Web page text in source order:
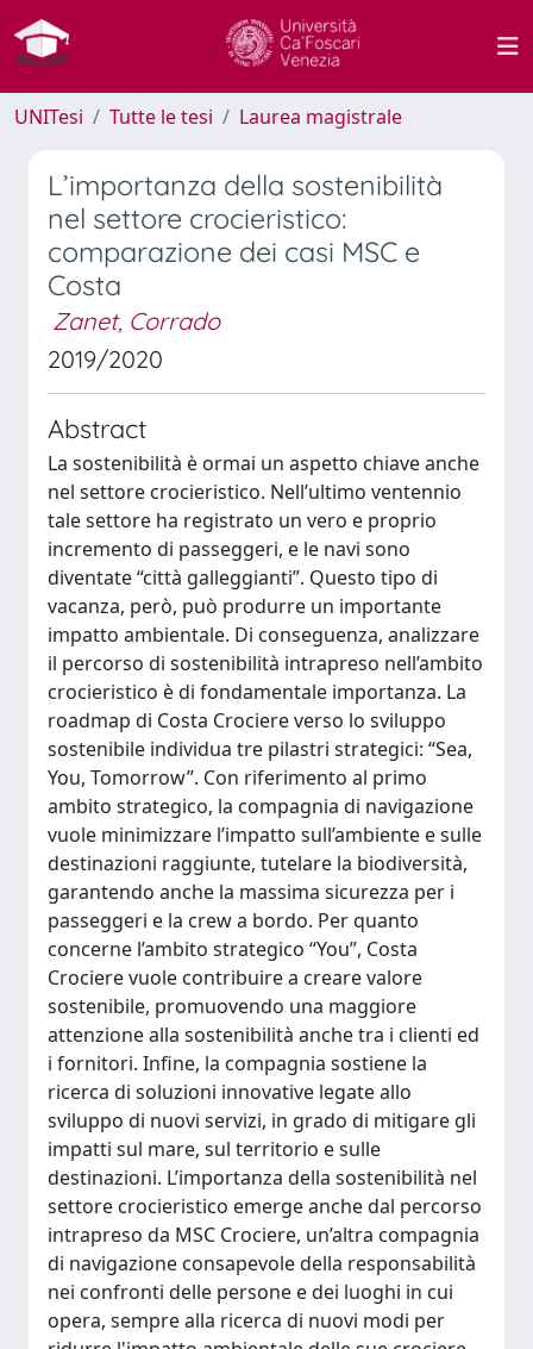
UNITesi Tutte le tesi Laurea magistrale
L’importanza della sostenibilità
nel settore crocieristico:
comparazione dei casi MSC e
Costa
Zanet, Corrado
2019/2020
Abstract
La sostenibilità è ormai un aspetto chiave anche
nel settore crocieristico. Nell’ultimo ventennio
tale settore ha registrato un vero e proprio
incremento di passeggeri, e le navi sono
diventate “città galleggianti”. Questo tipo di
vacanza, però, può produrre un importante
impatto ambientale. Di conseguenza, analizzare
il percorso di sostenibilità intrapreso nell’ambito
crocieristico è di fondamentale importanza. La
roadmap di Costa Crociere verso lo sviluppo
sostenibile individua tre pilastri strategici: “Sea,
You, Tomorrow”. Con riferimento al primo
ambito strategico, la compagnia di navigazione
vuole minimizzare l’impatto sull’ambiente e sulle
destinazioni raggiunte, tutelare la biodiversità,
garantendo anche la massima sicurezza per i
passeggeri e la crew a bordo. Per quanto
concerne l’ambito strategico “You”, Costa
Crociere vuole contribuire a creare valore
sostenibile, promuovendo una maggiore
attenzione alla sostenibilità anche tra i clienti ed
i fornitori. Infine, la compagnia sostiene la
ricerca di soluzioni innovative legate allo
sviluppo di nuovi servizi, in grado di mitigare gli
impatti sul mare, sul territorio e sulle
destinazioni. L’importanza della sostenibilità nel
settore crocieristico emerge anche dal percorso
intrapreso da MSC Crociere, un’altra compagnia
di navigazione consapevole della responsabilità
nei confronti delle persone e dei luoghi in cui
opera, sempre alla ricerca di nuovi modi per